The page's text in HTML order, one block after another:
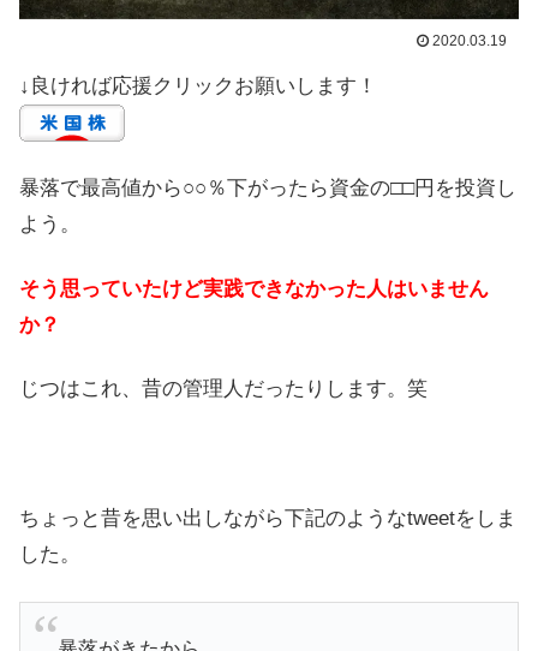
2020.03.19
↓良ければ応援クリックお願いします！
暴落で最高値から○○％下がったら資金の□□円を投資し
よう。
そう思っていたけど実践できなかった人はいません
か？
じつはこれ、昔の管理人だったりします。笑
ちょっと昔を思い出しながら下記のようなtweetをしま
した。